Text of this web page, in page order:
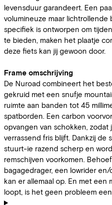
levensduur garandeert. Een
volumineuze maar
specifiek is ontworpen om
te bieden, maken het plaatje
deze fiets kan jij gewoon door.
Frame omschrijving
De Nuroad combineert het
gekruid met een snufje
ruimte aan banden tot 45
spatborden. Een carbon
opvangen van schokken,
verrassend fris blijft. Dankzij de
stuurt-ie razend scherp en
remschijven voorkomen.
bagagedrager, een lowrider
kan er allemaal op. En met een
loopt, is het geen probleem